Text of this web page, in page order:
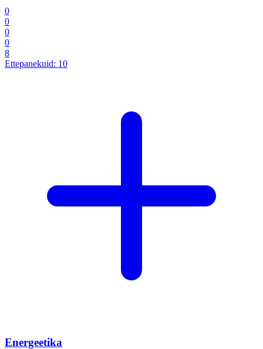
0
0
0
0
8
Ettepanekuid: 10
Energeetika